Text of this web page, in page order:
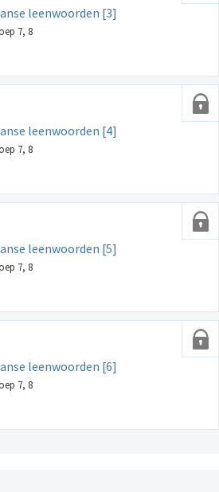
leenwoorden [3]
7, 8
leenwoorden [4]
7, 8
leenwoorden [5]
7, 8
leenwoorden [6]
7, 8